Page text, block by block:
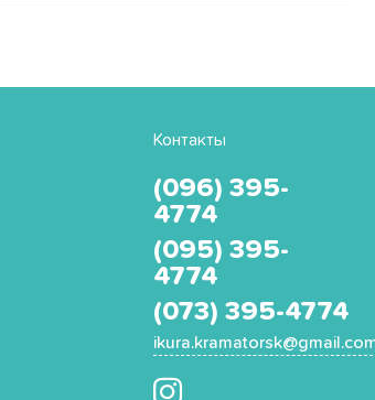
Контакты
(096) 395-
4774
(095) 395-
4774
(073) 395-4774